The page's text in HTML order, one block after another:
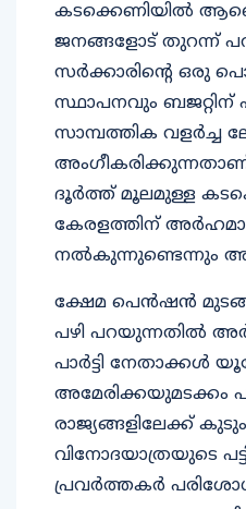
കടക്കെണിയിൽ
ജനങ്ങളോട് തുറന്ന്
സർക്കാരിന്റെ ഒരു
സ്ഥാപനവും ബജറ്റിന്
സാമ്പത്തിക വളർച്ച
ദൂർത്ത് മൂലമുള്ള
കേരളത്തിന്
നൽകുന്നുണ്ടെന്നും
ക്ഷേമ പെൻഷൻ
പഴി പറയുന്നതിൽ
പാർട്ടി നേതാക്കൾ
അമേരിക്കയുമടക്കം
രാജ്യങ്ങളിലേക്ക്
വിനോദയാത്രയുടെ
പ്രവർത്തകർ